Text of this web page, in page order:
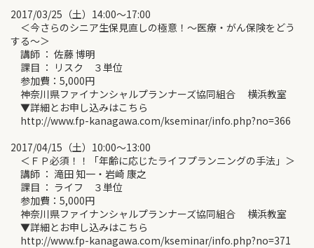
2017/03/25（土）14:00～17:00
＜今さらのシニア生保見直しの極意！～医療・がん保険をどう
する～＞
講師 ： 佐藤 博明
課目 ： リスク ３単位
参加費：5,000円
神奈川県ファイナンシャルプランナーズ協同組合 横浜教室
▼詳細とお申し込みはこちら
http://www.fp-kanagawa.com/kseminar/info.php?no=366
2017/04/15（土）10:00～13:00
＜ＦＰ必須！！「年齢に応じたライフプランニングの手法」＞
講師 ： 滝田 知一・岩崎 康之
課目 ： ライフ ３単位
参加費：5,000円
神奈川県ファイナンシャルプランナーズ協同組合 横浜教室
▼詳細とお申し込みはこちら
http://www.fp-kanagawa.com/kseminar/info.php?no=371